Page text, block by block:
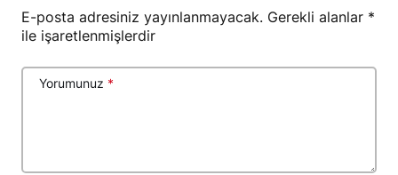
E-posta adresiniz yayınlanmayacak. Gerekli alanlar *
ile işaretlenmişlerdir
Yorumunuz *